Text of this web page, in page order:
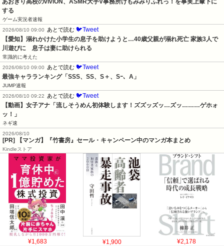
する
ゲーム実況者速報
2026/08/10 09:00
あとで読む 🐦Tweet
【愛知】溺れかけた小学生の息子を助けようと…40歳父親が溺れ死亡 家族3人で
川遊びに　息子は妻に助けられる
常識的に考えた
2026/08/10 09:00
あとで読む 🐦Tweet
最強キャラランキング「SSS、SS、S＋、Sｰ、A」
JUMP速報
2026/08/10 09:22
あとで読む 🐦Tweet
【動画】女子アナ「流しそうめん初体験します！ズズッズッ…ズッ………ゲホォ
ッ！」
ネギ速
2026/08/10
[PR] 【マンガ】『竹書房』セール・キャンペーン中のマンガ本まとめ
Kindleストア
¥1,683 ¥1,900 ¥2,178